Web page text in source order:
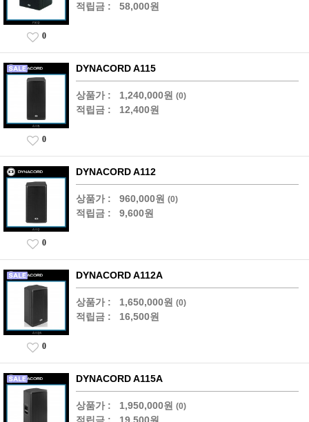
적립금 : 58,000원
0
DYNACORD A115
상품가 : 1,240,000원 (0)
적립금 : 12,400원
0
DYNACORD A112
상품가 : 960,000원 (0)
적립금 : 9,600원
0
DYNACORD A112A
상품가 : 1,650,000원 (0)
적립금 : 16,500원
0
DYNACORD A115A
상품가 : 1,950,000원 (0)